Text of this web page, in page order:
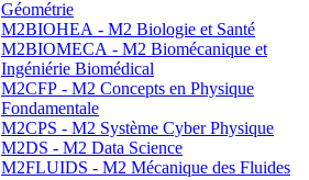
Géométrie
M2BIOHEA - M2 Biologie et Santé
M2BIOMECA - M2 Biomécanique et
Ingéniérie Biomédical
M2CFP - M2 Concepts en Physique
Fondamentale
M2CPS - M2 Système Cyber Physique
M2DS - M2 Data Science
M2FLUIDS - M2 Mécanique des Fluides